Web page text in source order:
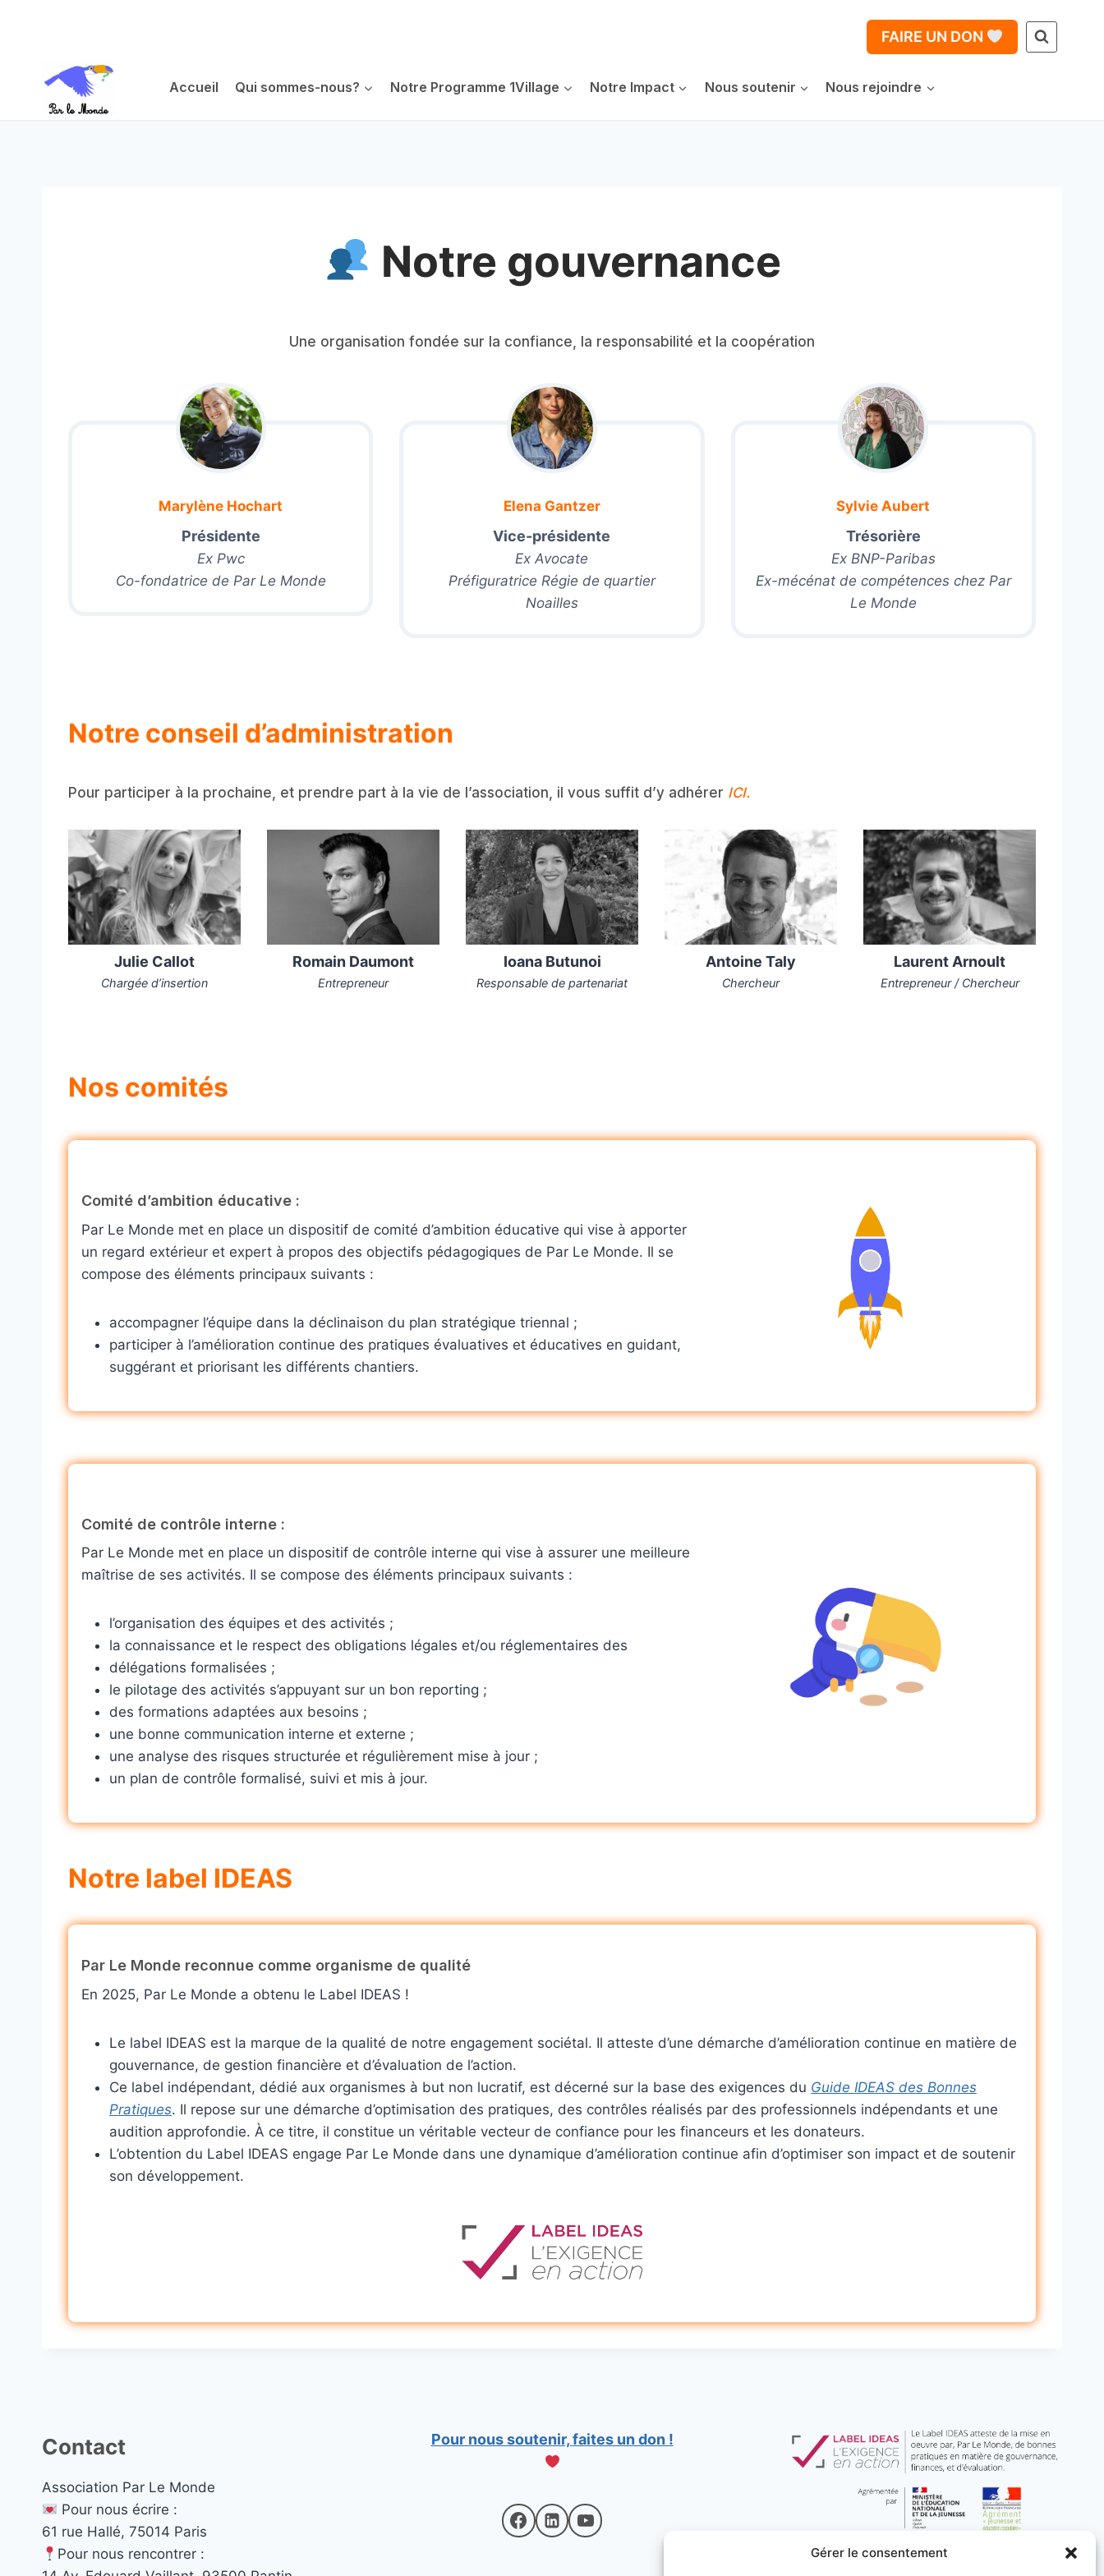
Gérer le consentement
FAIRE UN DON
Accueil Qui sommes-nous? Notre Programme 1Village Notre Impact Nous soutenir Nous rejoindre
Notre gouvernance
Une organisation fondée sur la confiance, la responsabilité et la coopération
Marylène Hochart
Présidente
Ex Pwc
Co-fondatrice de Par Le Monde
Elena Gantzer
Vice-présidente
Ex Avocate
Préfiguratrice Régie de quartier
Noailles
Sylvie Aubert
Trésorière
Ex BNP-Paribas
Ex-mécénat de compétences chez Par
Le Monde
Notre conseil d’administration
Pour participer à la prochaine, et prendre part à la vie de l’association, il vous suffit d’y adhérer ICI.
Julie Callot
Chargée d’insertion
Romain Daumont
Entrepreneur
Ioana Butunoi
Responsable de partenariat
Antoine Taly
Chercheur
Laurent Arnoult
Entrepreneur / Chercheur
Nos comités
Comité d’ambition éducative :
Par Le Monde met en place un dispositif de comité d’ambition éducative qui vise à apporter
un regard extérieur et expert à propos des objectifs pédagogiques de Par Le Monde. Il se
compose des éléments principaux suivants :
accompagner l’équipe dans la déclinaison du plan stratégique triennal ;
participer à l’amélioration continue des pratiques évaluatives et éducatives en guidant,
suggérant et priorisant les différents chantiers.
Comité de contrôle interne :
Par Le Monde met en place un dispositif de contrôle interne qui vise à assurer une meilleure
maîtrise de ses activités. Il se compose des éléments principaux suivants :
l’organisation des équipes et des activités ;
la connaissance et le respect des obligations légales et/ou réglementaires des
délégations formalisées ;
le pilotage des activités s’appuyant sur un bon reporting ;
des formations adaptées aux besoins ;
une bonne communication interne et externe ;
une analyse des risques structurée et régulièrement mise à jour ;
un plan de contrôle formalisé, suivi et mis à jour.
Notre label IDEAS
Par Le Monde reconnue comme organisme de qualité
En 2025, Par Le Monde a obtenu le Label IDEAS !
Le label IDEAS est la marque de la qualité de notre engagement sociétal. Il atteste d’une démarche d’amélioration continue en matière de
gouvernance, de gestion financière et d’évaluation de l’action.
Ce label indépendant, dédié aux organismes à but non lucratif, est décerné sur la base des exigences du Guide IDEAS des Bonnes
Pratiques. Il repose sur une démarche d’optimisation des pratiques, des contrôles réalisés par des professionnels indépendants et une
audition approfondie. À ce titre, il constitue un véritable vecteur de confiance pour les financeurs et les donateurs.
L’obtention du Label IDEAS engage Par Le Monde dans une dynamique d’amélioration continue afin d’optimiser son impact et de soutenir
son développement.
Contact
Association Par Le Monde
Pour nous écrire :
61 rue Hallé, 75014 Paris
Pour nous rencontrer :
Pour nous soutenir, faites un don !